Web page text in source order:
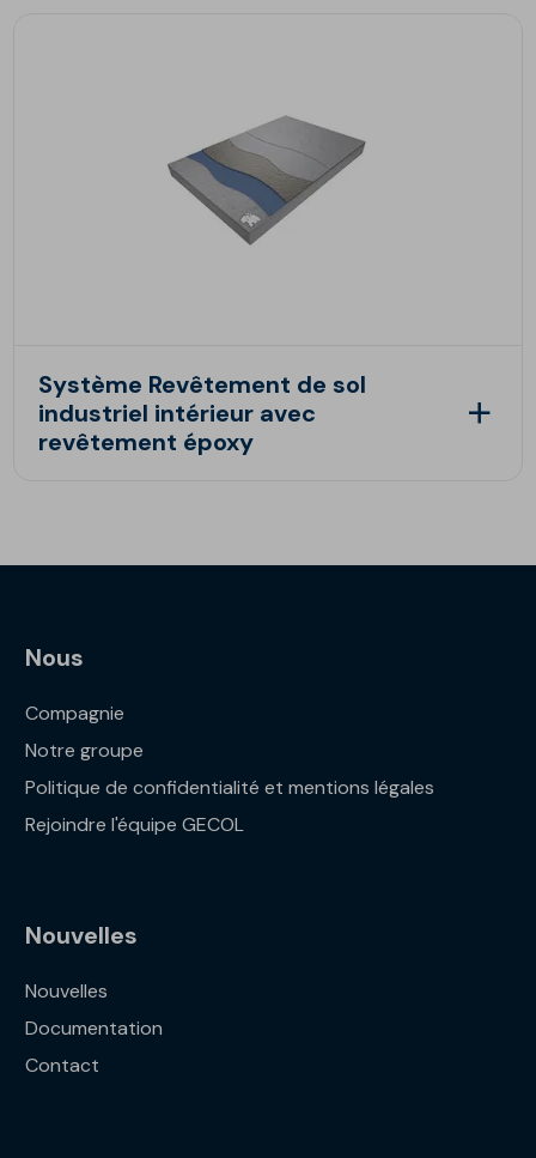
Système Revêtement de sol
industriel intérieur avec
revêtement époxy
Nous
Compagnie
Notre groupe
Politique de confidentialité et mentions légales
Rejoindre l'équipe GECOL
Nouvelles
Nouvelles
Documentation
Contact